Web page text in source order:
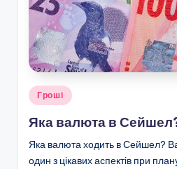
Опубліковано
Гроші
Яка валюта в
Яка валюта ходить в Сейшел?
один з цікавих аспектів при